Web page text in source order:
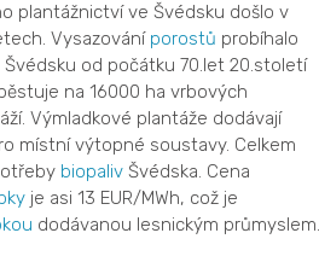
plantážnictví ve Švédsku došlo v
Vysazování porostů probíhalo
od počátku 70.let 20.století
na 16000 ha vrbových
Výmladkové plantáže dodávají
místní výtopné soustavy. Celkem
biopaliv Švédska. Cena
je asi 13 EUR/MWh, což je
dodávanou lesnickým